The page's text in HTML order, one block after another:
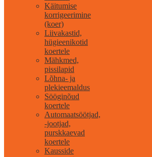
Käitumise
korrigeerimine
(koer)
Liivakastid,
hügieenikotid
koertele
Mähkmed,
pissilapid
Lõhna- ja
plekieemaldus
Sööginõud
koertele
Automaatsöötjad,
-jootjad,
purskkaevad
koertele
Kausside